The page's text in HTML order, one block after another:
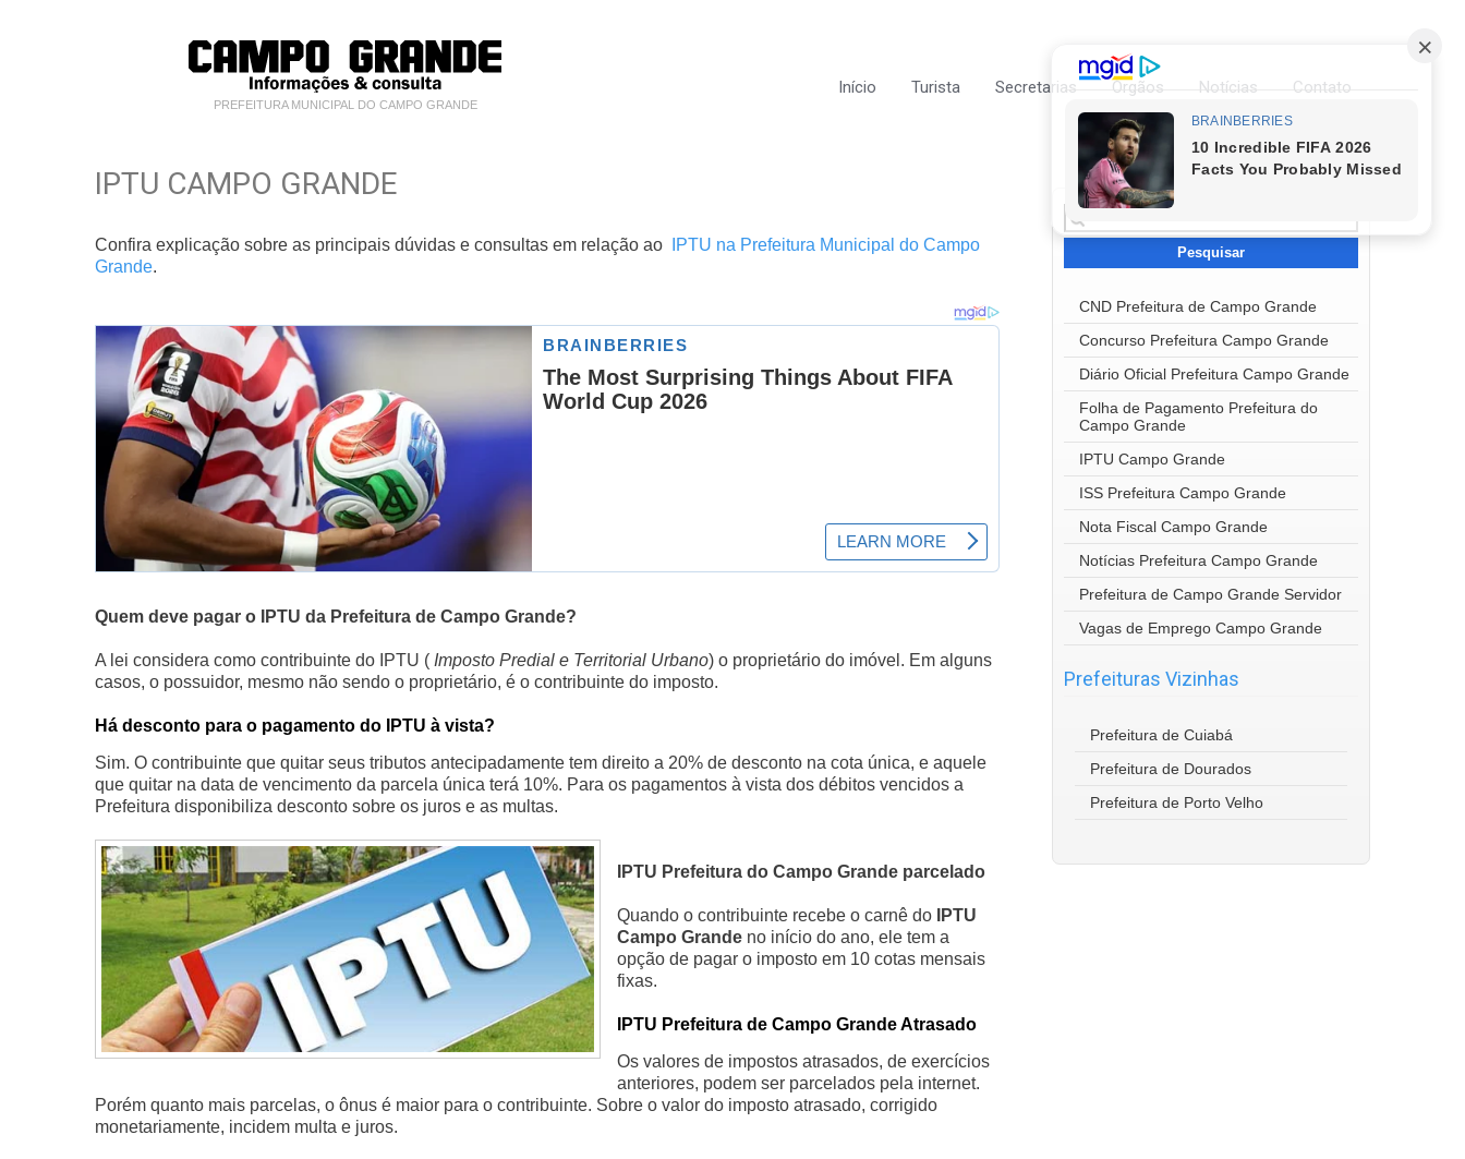
PREFEITURA MUNICIPAL DO CAMPO GRANDE
Início Turista Secretarias Órgãos Notícias Contato
IPTU CAMPO GRANDE
Confira explicação sobre as principais dúvidas e consultas em relação ao
IPTU na Prefeitura Municipal do Campo
Grande.
Quem deve pagar o IPTU da Prefeitura de Campo Grande?
A lei considera como contribuinte do IPTU ( Imposto Predial e Territorial Urbano) o proprietário do imóvel. Em alguns
casos, o possuidor, mesmo não sendo o proprietário, é o contribuinte do imposto.
Há desconto para o pagamento do IPTU à vista?
Sim. O contribuinte que quitar seus tributos antecipadamente tem direito a 20% de desconto na cota única, e aquele
que quitar na data de vencimento da parcela única terá 10%. Para os pagamentos à vista dos débitos vencidos a
Prefeitura disponibiliza desconto sobre os juros e as multas.
IPTU Prefeitura do Campo Grande parcelado
Quando o contribuinte recebe o carnê do
IPTU
Campo Grande no início do ano, ele tem a
opção de pagar o imposto em 10 cotas mensais
fixas.
IPTU Prefeitura de Campo Grande Atrasado
Os valores de impostos atrasados, de exercícios
anteriores, podem ser parcelados pela internet.
Porém quanto mais parcelas, o ônus é maior para o contribuinte. Sobre o valor do imposto atrasado, corrigido
monetariamente, incidem multa e juros.
Pesquisar
por:
CND Prefeitura de Campo Grande
Concurso Prefeitura Campo Grande
Diário Oficial Prefeitura Campo Grande
Folha de Pagamento Prefeitura do
Campo Grande
IPTU Campo Grande
ISS Prefeitura Campo Grande
Nota Fiscal Campo Grande
Notícias Prefeitura Campo Grande
Prefeitura de Campo Grande Servidor
Vagas de Emprego Campo Grande
Prefeituras Vizinhas
Prefeitura de Cuiabá
Prefeitura de Dourados
Prefeitura de Porto Velho